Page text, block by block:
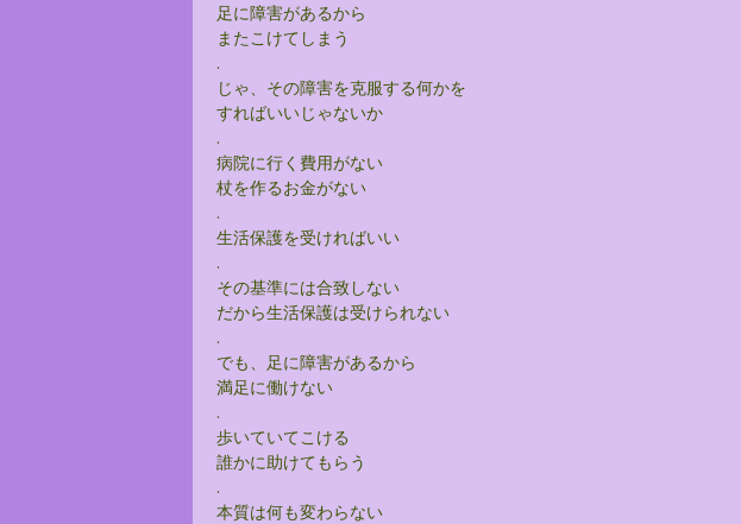
足に障害があるから
またこけてしまう
.
じゃ、その障害を克服する何かを
すればいいじゃないか
.
病院に行く費用がない
杖を作るお金がない
.
生活保護を受ければいい
.
その基準には合致しない
だから生活保護は受けられない
.
でも、足に障害があるから
満足に働けない
.
歩いていてこける
誰かに助けてもらう
.
本質は何も変わらない